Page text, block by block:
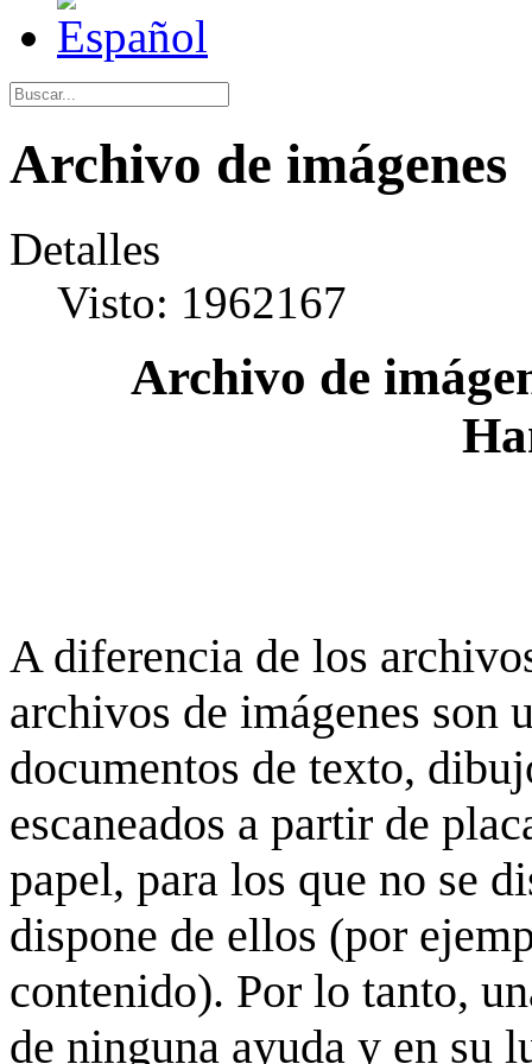
Archivo de imágenes
Detalles
Visto: 1962167
Archivo de
A diferencia de los
archivos de imágenes son
documentos de texto,
escaneados a partir de
papel, para los que no se
dispone de ellos (por
contenido). Por lo tanto,
de ninguna ayuda y en su